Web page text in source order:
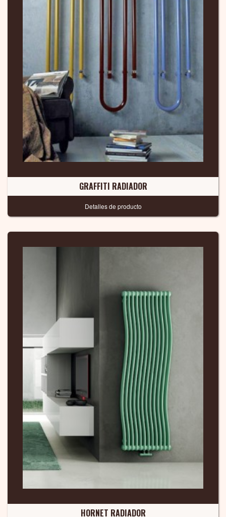
GRAFFITI RADIADOR
Detalles de producto
HORNET RADIADOR